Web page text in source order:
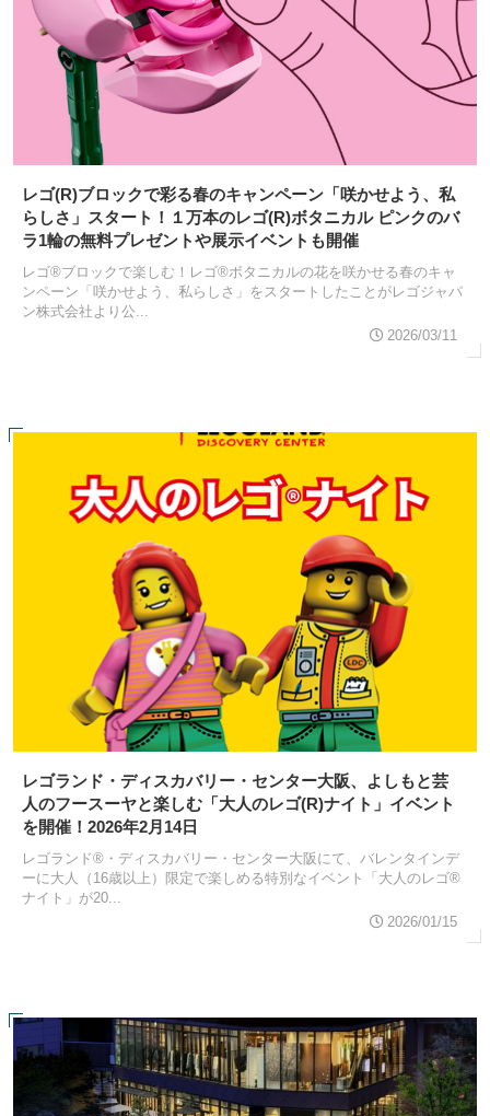
レゴ(R)ブロックで彩る春のキャンペーン「咲かせよう、私
らしさ」スタート！１万本のレゴ(R)ボタニカル ピンクのバ
ラ1輪の無料プレゼントや展示イベントも開催
レゴ®ブロックで楽しむ！レゴ®ボタニカルの花を咲かせる春のキャ
ンペーン「咲かせよう、私らしさ」をスタートしたことがレゴジャパ
ン株式会社より公...
2026/03/11
レゴランド・ディスカバリー・センター大阪、よしもと芸
人のフースーヤと楽しむ「大人のレゴ(R)ナイト」イベント
を開催！2026年2月14日
レゴランド®・ディスカバリー・センター大阪にて、バレンタインデ
ーに大人（16歳以上）限定で楽しめる特別なイベント「大人のレゴ®
ナイト」が20...
2026/01/15